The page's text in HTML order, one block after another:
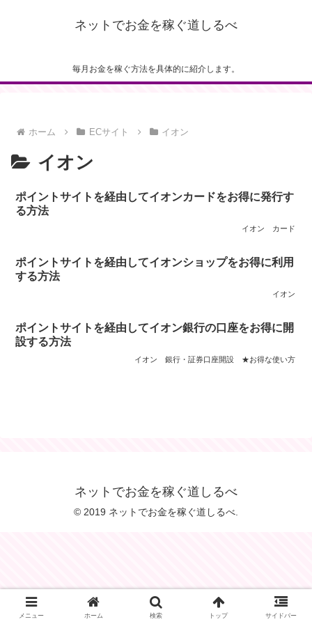
ネットでお金を稼ぐ道しるべ
毎月お金を稼ぐ方法を具体的に紹介します。
ホーム ECサイト イオン
イオン
ポイントサイトを経由してイオンカードをお得に発行す
る方法
イオン カード
ポイントサイトを経由してイオンショップをお得に利用
する方法
イオン
ポイントサイトを経由してイオン銀行の口座をお得に開
設する方法
イオン 銀行・証券口座開設 ★お得な使い方
ネットでお金を稼ぐ道しるべ
© 2019 ネットでお金を稼ぐ道しるべ.
メニュー ホーム 検索 トップ サイドバー